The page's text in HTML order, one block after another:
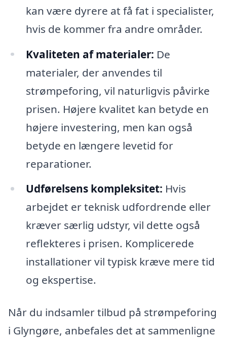
kan være dyrere at få fat i specialister,
hvis de kommer fra andre områder.
Kvaliteten af materialer: De
materialer, der anvendes til
strømpeforing, vil naturligvis påvirke
prisen. Højere kvalitet kan betyde en
højere investering, men kan også
betyde en længere levetid for
reparationer.
Udførelsens kompleksitet: Hvis
arbejdet er teknisk udfordrende eller
kræver særlig udstyr, vil dette også
reflekteres i prisen. Komplicerede
installationer vil typisk kræve mere tid
og ekspertise.
Når du indsamler tilbud på strømpeforing
i Glyngøre, anbefales det at sammenligne